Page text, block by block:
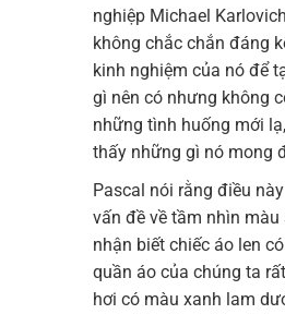
nghiệp Michael
không chắc chắn đáng
kinh nghiệm của nó để
gì nên có nhưng không
những tình huống mới
thấy những gì nó mong
Pascal nói rằng điều
vấn đề về tầm nhìn màu
nhận biết chiếc áo len
quần áo của chúng ta
hơi có màu xanh lam